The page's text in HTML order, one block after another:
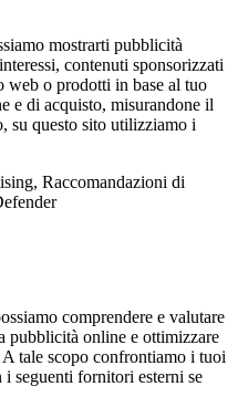
mostrarti pubblicità
contenuti sponsorizzati
web o prodotti in base al tuo
e di acquisto, misurandone il
su questo sito utilizziamo i
Raccomandazioni di
comprendere e valutare
pubblicità online e ottimizzare
tale scopo confrontiamo i tuoi
seguenti fornitori esterni se